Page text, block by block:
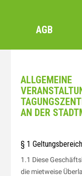
AGB
ALLGEMEINE
AN DER
§ 1 Geltungsbereich
1.1 Diese
die mietweise